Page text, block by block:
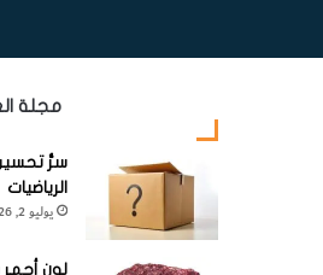
مجلة
سرُّ
الرياضيات
يوليو 2, 2026
لون أحمر